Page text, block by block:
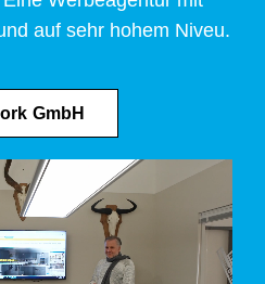
auf sehr hohem Niveu.
GmbH